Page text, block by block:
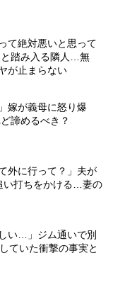
て絶対悪いと思って
踏み入る隣人…無
が止まらない
嫁が義母に怒り爆
諦めるべき？
外に行って？」夫が
い打ちをかける…妻の
い…」ジム通いで別
ていた衝撃の事実と